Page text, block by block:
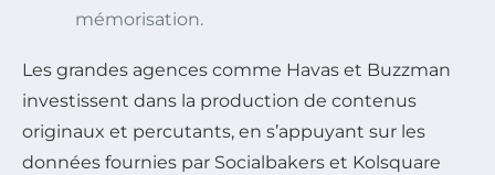
mémorisation.
Les grandes agences comme Havas et Buzzman
investissent dans la production de contenus
originaux et percutants, en s’appuyant sur les
données fournies par Socialbakers et Kolsquare